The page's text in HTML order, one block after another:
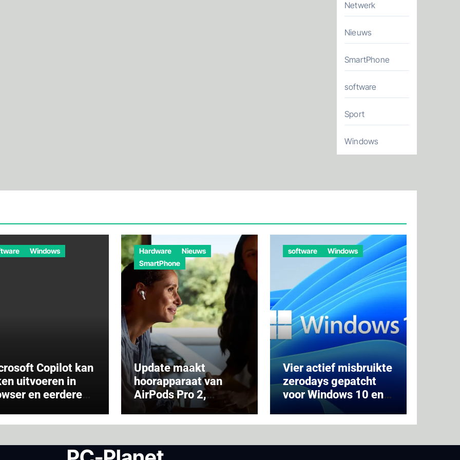
Netwerk
Nieuws
SmartPhone
software
Sport
Windows
Windows
Copilot kan
uitvoeren in
en eerdere
Hardware
Nieuws
SmartPhone
Update maakt
hoorapparaat van
AirPods Pro 2,
inclusief gehoortest
software Windows
Vier actief misbruikte
zerodays gepatcht
voor Windows 10 en